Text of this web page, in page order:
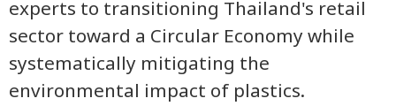
experts to transitioning Thailand's retail
sector toward a Circular Economy while
systematically mitigating the
environmental impact of plastics.